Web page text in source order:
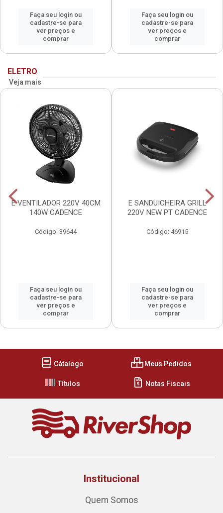
Faça seu login ou
cadastre-se para
ver preços e
comprar
Faça seu login ou
cadastre-se para
ver preços e
comprar
ELETRO
Veja mais
E VENTILADOR 220V 40CM
140W CADENCE
Código: 39644
Faça seu login ou
cadastre-se para
ver preços e
comprar
E SANDUICHEIRA GRILL
220V NEW PT CADENCE
Código: 46915
Faça seu login ou
cadastre-se para
ver preços e
comprar
Cátalogo Meus Pedidos
Títulos Notas Fiscais
Institucional
Quem Somos